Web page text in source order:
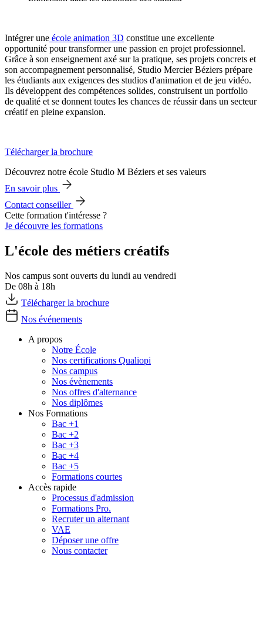
Intégrer une école animation 3D constitue une excellente
opportunité pour transformer une passion en projet professionnel.
Grâce à son enseignement axé sur la pratique, ses projets concrets et
son accompagnement personnalisé, Studio Mercier Béziers prépare
les étudiants aux exigences des studios d'animation et de jeu vidéo.
Ils développent des compétences solides, construisent un portfolio
de qualité et se donnent toutes les chances de réussir dans un secteur
créatif en pleine expansion.
Télécharger la brochure
Découvrez notre école Studio M Béziers et ses valeurs
En savoir plus
Contact conseiller
Cette formation t'intéresse ?
Je découvre les formations
L'école des métiers créatifs
Nos campus sont ouverts du lundi au vendredi
De 08h à 18h
Télécharger la brochure
Nos événements
A propos
Notre École
Nos certifications Qualiopi
Nos campus
Nos évènements
Nos offres d'alternance
Nos diplômes
Nos Formations
Bac +1
Bac +2
Bac +3
Bac +4
Bac +5
Formations courtes
Accès rapide
Processus d'admission
Formations Pro.
Recruter un alternant
VAE
Déposer une offre
Nous contacter